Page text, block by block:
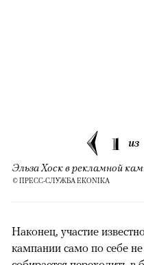
1 из
Эльза Хоск в рекламной
© ПРЕСС-СЛУЖБА EKONIKA
Наконец, участие
кампании само по себе